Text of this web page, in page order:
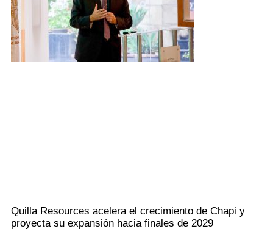
Quilla Resources acelera el crecimiento de Chapi y
proyecta su expansión hacia finales de 2029